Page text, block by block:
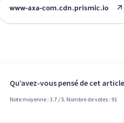
www-axa-com.cdn.prismic.io
Qu’avez-vous pensé de cet
Note moyenne : 3.7 / 5. Nombre de votes : 91